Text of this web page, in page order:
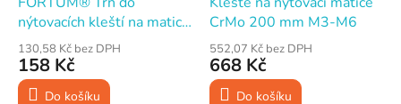
nýtovacích kleští na matice
M8
130,58 Kč bez DPH
158 Kč
Do košíku
CrMo 200 mm M3-M6
552,07 Kč bez DPH
668 Kč
Do košíku